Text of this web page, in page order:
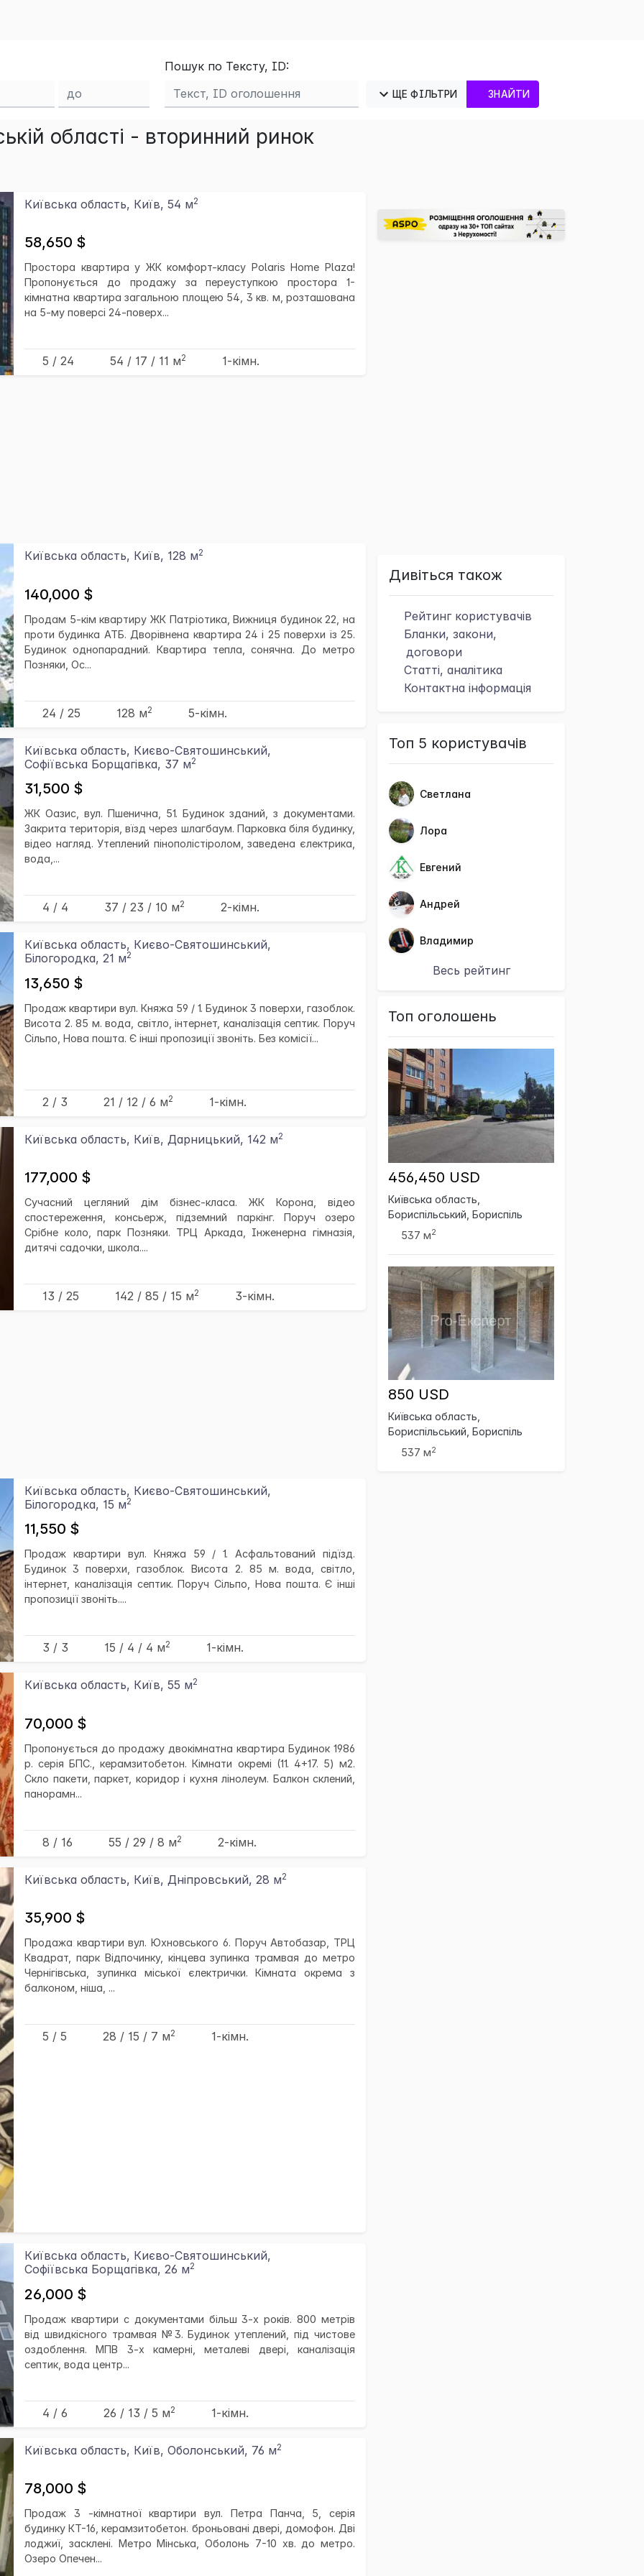
Пошук по Тексту, ID:
ЩЕ ФІЛЬТРИ ЗНАЙТИ
області - вторинний ринок
Київська область, Київ, 54 м2
58,650 $
Простора квартира у ЖК комфорт-класу Polaris Home Plaza!
Пропонується до продажу за переуступкою простора 1-
кімнатна квартира загальною площею 54, 3 кв. м, розташована
на 5-му поверсі 24-поверх...
5 / 24 54 / 17 / 11 м2 1-кімн.
Київська область, Київ, 128 м2
140,000 $
Продам 5-кім квартиру ЖК Патріотика, Вижниця будинок 22, на
проти будинка АТБ. Дворівнена квартира 24 і 25 поверхи із 25.
Будинок однопарадний. Квартира тепла, сонячна. До метро
Позняки, Ос...
24 / 25 128 м2 5-кімн.
Київська область, Києво-Святошинський,
Софіївська Борщагівка, 37 м2
31,500 $
ЖК Оазис, вул. Пшенична, 51. Будинок зданий, з документами.
Закрита територія, вїзд через шлагбаум. Парковка біля будинку,
відео нагляд. Утеплений пінополістіролом, заведена єлектрика,
вода,...
4 / 4 37 / 23 / 10 м2 2-кімн.
Київська область, Києво-Святошинський,
Білогородка, 21 м2
13,650 $
Продаж квартири вул. Княжа 59 / 1. Будинок 3 поверхи, газоблок.
Висота 2. 85 м. вода, світло, інтернет, каналізація септик. Поруч
Сільпо, Нова пошта. Є інші пропозиції звоніть. Без комісії...
2 / 3 21 / 12 / 6 м2 1-кімн.
Київська область, Київ, Дарницький, 142 м2
177,000 $
Сучасний цегляний дім бізнес-класа. ЖК Корона, відео
спостереження, консьерж, підземний паркінг. Поруч озеро
Срібне коло, парк Позняки. ТРЦ Аркада, Інженерна гімназія,
дитячі садочки, школа....
13 / 25 142 / 85 / 15 м2 3-кімн.
Київська область, Києво-Святошинський,
Білогородка, 15 м2
11,550 $
Продаж квартири вул. Княжа 59 / 1. Асфальтований підїзд.
Будинок 3 поверхи, газоблок. Висота 2. 85 м. вода, світло,
інтернет, каналізація септик. Поруч Сільпо, Нова пошта. Є інші
пропозиції звоніть....
3 / 3 15 / 4 / 4 м2 1-кімн.
Київська область, Київ, 55 м2
70,000 $
Пропонується до продажу двокімнатна квартира Будинок 1986
р. серія БПС., керамзитобетон. Кімнати окремі (11. 4+17. 5) м2.
Скло пакети, паркет, коридор і кухня лінолеум. Балкон склений,
панорамн...
8 / 16 55 / 29 / 8 м2 2-кімн.
Київська область, Київ, Дніпровський, 28 м2
35,900 $
Продажа квартири вул. Юхновського 6. Поруч Автобазар, ТРЦ
Квадрат, парк Відпочинку, кінцева зупинка трамвая до метро
Чернігівська, зупинка міської єлектрички. Кімната окрема з
балконом, ніша, ...
5 / 5 28 / 15 / 7 м2 1-кімн.
Київська область, Києво-Святошинський,
Софіївська Борщагівка, 26 м2
26,000 $
Продаж квартири с документами більш 3-х років. 800 метрів
від швидкісного трамвая №3. Будинок утеплений, під чистове
оздоблення. МПВ 3-х камерні, металеві двері, каналізація
септик, вода центр...
4 / 6 26 / 13 / 5 м2 1-кімн.
Київська область, Київ, Оболонський, 76 м2
78,000 $
Продаж 3 -кімнатної квартири вул. Петра Панча, 5, серія
будинку КТ-16, керамзитобетон. броньовані двері, домофон. Дві
лоджиї, засклені. Метро Мінська, Оболонь 7-10 хв. до метро.
Озеро Опечен...
Дивіться також
Рейтинг користувачів
Бланки, закони,
договори
Статті, аналітика
Контактна інформація
Топ 5 користувачів
Светлана
Лора
Евгений
Андрей
Владимир
Весь рейтинг
Топ оголошень
456,450 USD
Київська область,
Бориспільський, Бориспіль
537 м2
850 USD
Київська область,
Бориспільський, Бориспіль
537 м2